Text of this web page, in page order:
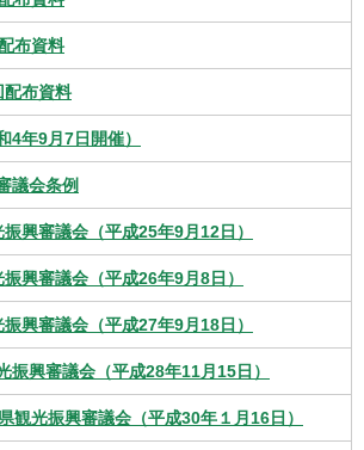
布資料
配布資料
4年9月7日開催）
議会条例
興審議会（平成25年9月12日）
興審議会（平成26年9月8日）
興審議会（平成27年9月18日）
振興審議会（平成28年11月15日）
観光振興審議会（平成30年１月16日）